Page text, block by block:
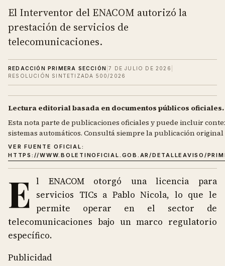
El Interventor del ENACOM autorizó la
prestación de servicios de
telecomunicaciones.
REDACCIÓN PRIMERA SECCIÓN |7 DE JULIO DE 2026
RESOLUCIÓN SINTETIZADA 500/2026
Lectura editorial basada en documentos públicos oficiales.
Esta nota parte de publicaciones oficiales y puede incluir
sistemas automáticos. Consultá siempre la publicación
VER FUENTE OFICIAL:
HTTPS://WWW.BOLETINOFICIAL.GOB.AR/DETALLEAVISO/
E l ENACOM otorgó una licencia para
servicios TICs a Pablo Nicola, lo que le
permite operar en el sector de
telecomunicaciones bajo un marco regulatorio
específico.
Publicidad